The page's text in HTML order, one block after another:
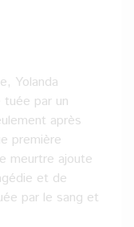
Yolanda
par un
après
première
meurtre ajoute
et de
par le sang et